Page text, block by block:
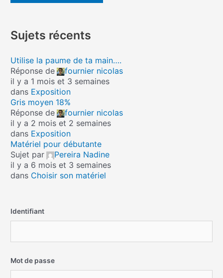
Sujets récents
Utilise la paume de ta main….
Réponse de
fournier nicolas
il y a 1 mois et 3 semaines
dans Exposition
Gris moyen 18%
Réponse de
fournier nicolas
il y a 2 mois et 2 semaines
dans Exposition
Matériel pour débutante
Sujet par
Pereira Nadine
il y a 6 mois et 3 semaines
dans Choisir son matériel
Identifiant
Mot de passe